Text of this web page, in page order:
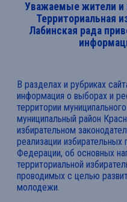
Уважаемые жители и
Территориальная
Лабинская рада
В разделах и рубриках
информация о выборах и
территории
муниципальный район
избирательном
реализации
Федерации, об основных
территориальной
проводимых с целью
молодежи.